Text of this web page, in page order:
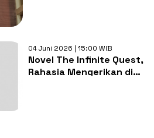
04 Juni 2026 | 15:00 WIB
Novel The Infinite Quest,
Rahasia Mengerikan di